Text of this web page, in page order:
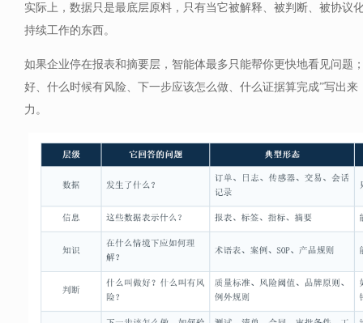
实际上，数据只是最底层原料，只有当它被解释、被判断、被协议
持续工作的东西。
如果企业停在报表和摘要层，智能体最多只能帮你更快地看见问题
好、什么时候有风险、下一步应该怎么做、什么证据算完成”写出
力。